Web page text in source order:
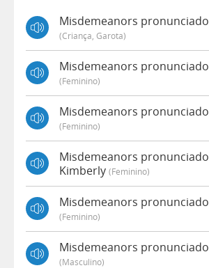
Misdemeanors
(criança, Garota)
Misdemeanors
(feminino)
Misdemeanors
(feminino)
Misdemeanors
Kimberly (feminino)
Misdemeanors
(feminino)
Misdemeanors
(masculino)